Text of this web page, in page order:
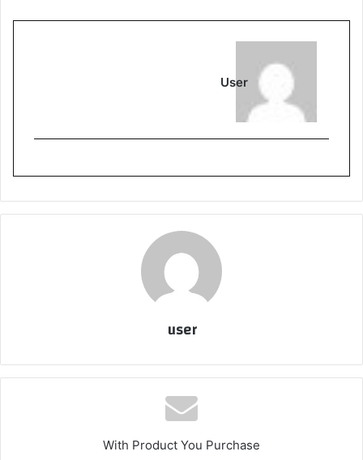
User
user
With Product You Purchase